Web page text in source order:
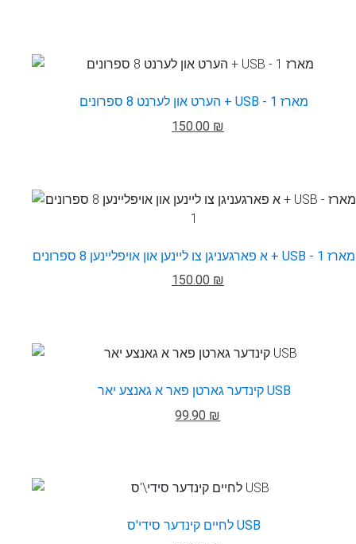
הערט און לערנט 8 ספרונים + USB - מארז 1
150.00 ₪
א פארגעניגן צו ליינען און אויפליינען 8 ספרונים + USB - מארז 1
150.00 ₪
קינדער גארטן פאר א גאנצע יאר USB
99.90 ₪
לחיים קינדער סידי'ס USB